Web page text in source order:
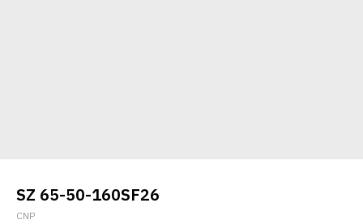
SZ 65-50-160SF26
CNP